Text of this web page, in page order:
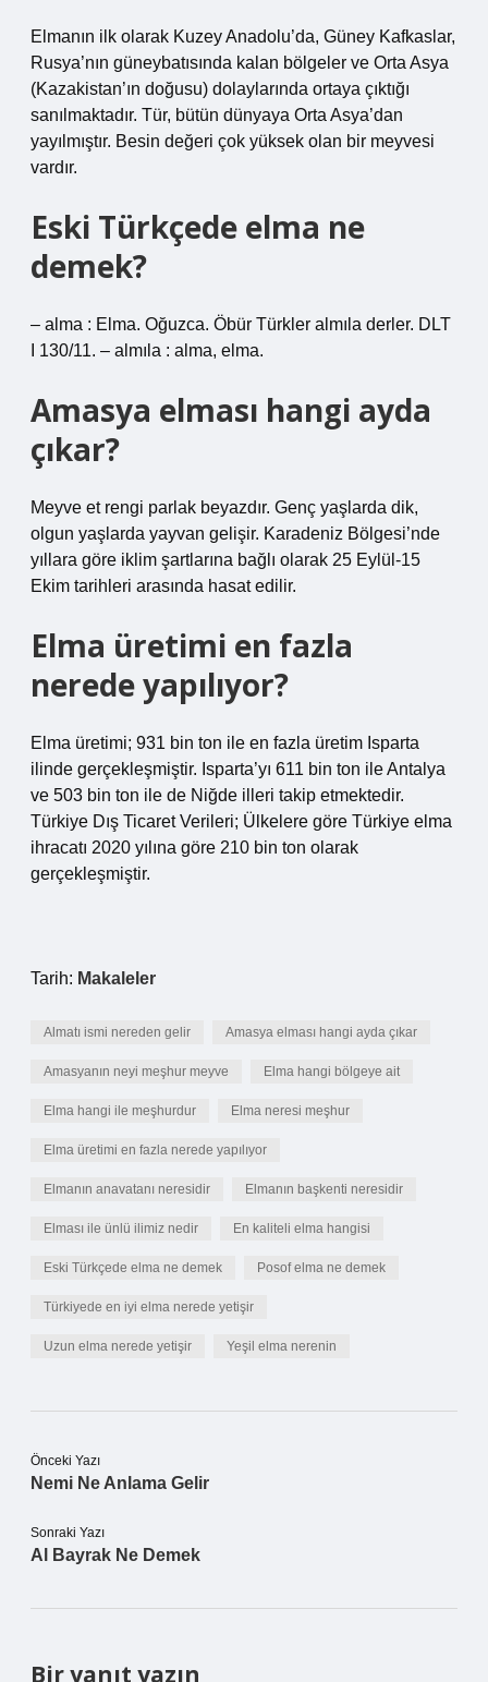
Elmanın ilk olarak Kuzey Anadolu’da, Güney Kafkaslar,
Rusya’nın güneybatısında kalan bölgeler ve Orta Asya
(Kazakistan’ın doğusu) dolaylarında ortaya çıktığı
sanılmaktadır. Tür, bütün dünyaya Orta Asya’dan
yayılmıştır. Besin değeri çok yüksek olan bir meyvesi
vardır.
Eski Türkçede elma ne
demek?
– alma : Elma. Oğuzca. Öbür Türkler almıla derler. DLT
I 130/11. – almıla : alma, elma.
Amasya elması hangi ayda
çıkar?
Meyve et rengi parlak beyazdır. Genç yaşlarda dik,
olgun yaşlarda yayvan gelişir. Karadeniz Bölgesi’nde
yıllara göre iklim şartlarına bağlı olarak 25 Eylül-15
Ekim tarihleri arasında hasat edilir.
Elma üretimi en fazla
nerede yapılıyor?
Elma üretimi; 931 bin ton ile en fazla üretim Isparta
ilinde gerçekleşmiştir. Isparta’yı 611 bin ton ile Antalya
ve 503 bin ton ile de Niğde illeri takip etmektedir.
Türkiye Dış Ticaret Verileri; Ülkelere göre Türkiye elma
ihracatı 2020 yılına göre 210 bin ton olarak
gerçekleşmiştir.
Tarih: Makaleler
Almatı ismi nereden gelir Amasya elması hangi ayda çıkar
Amasyanın neyi meşhur meyve Elma hangi bölgeye ait
Elma hangi ile meşhurdur Elma neresi meşhur
Elma üretimi en fazla nerede yapılıyor
Elmanın anavatanı neresidir Elmanın başkenti neresidir
Elması ile ünlü ilimiz nedir En kaliteli elma hangisi
Eski Türkçede elma ne demek Posof elma ne demek
Türkiyede en iyi elma nerede yetişir
Uzun elma nerede yetişir Yeşil elma nerenin
Önceki Yazı
Nemi Ne Anlama Gelir
Sonraki Yazı
Al Bayrak Ne Demek
Bir yanıt yazın